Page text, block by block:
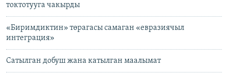
токтотууга чакырды
«Биримдиктин» төрагасы самаган «евразиячыл
интеграция»
Сатылган добуш жана катылган маалымат